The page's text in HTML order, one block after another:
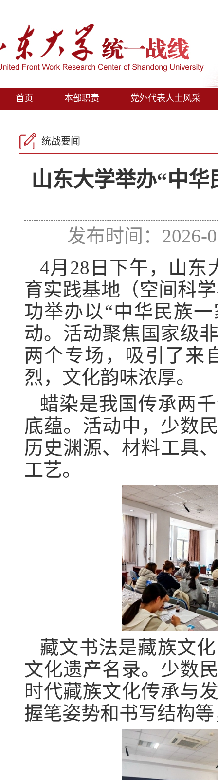
首页 本部职责 党外代表人士风采
统战要闻
山东大学举办“中
发布时间：2026-
4月28日下午，山东
育实践基地（空间科
功举办以“中华民族
动。活动聚焦国家级
两个专场，吸引了来
烈，文化韵味浓厚。
蜡染是我国传承两
底蕴。活动中，少数
历史渊源、材料工具
工艺。
藏文书法是藏族文
文化遗产名录。少数
时代藏族文化传承与
握笔姿势和书写结构